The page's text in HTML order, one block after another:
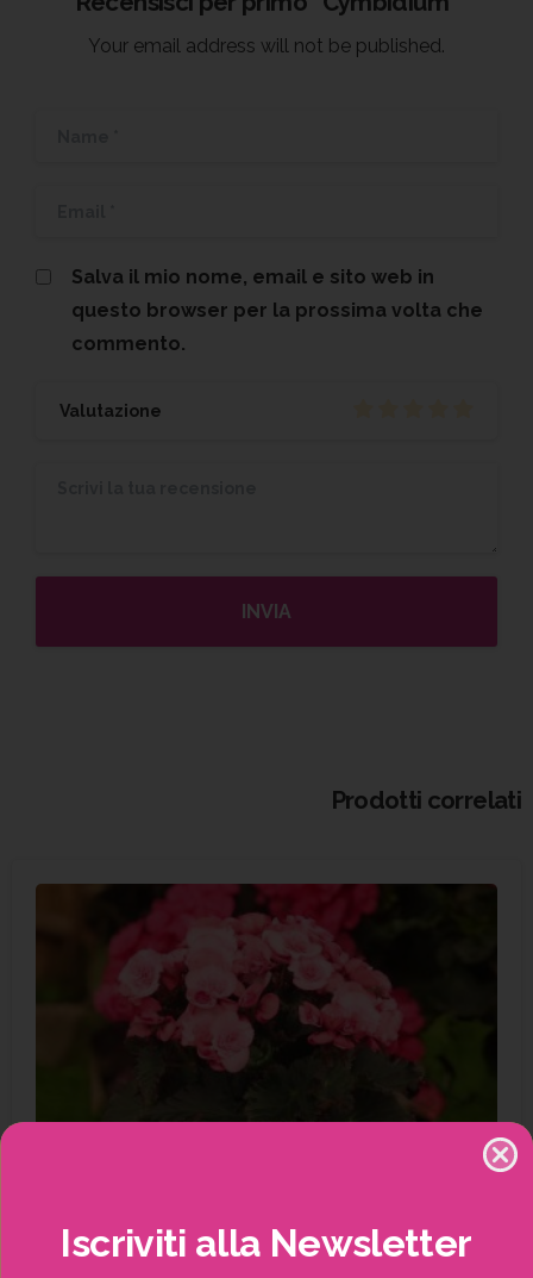
Your email address will not be published.
Salva il mio nome, email e sito web in
questo browser per la prossima volta che
commento.
Valutazione
Prodotti correlati
Iscriviti alla Newsletter